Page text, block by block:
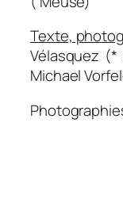
Texte,
Vélasquez
Michael